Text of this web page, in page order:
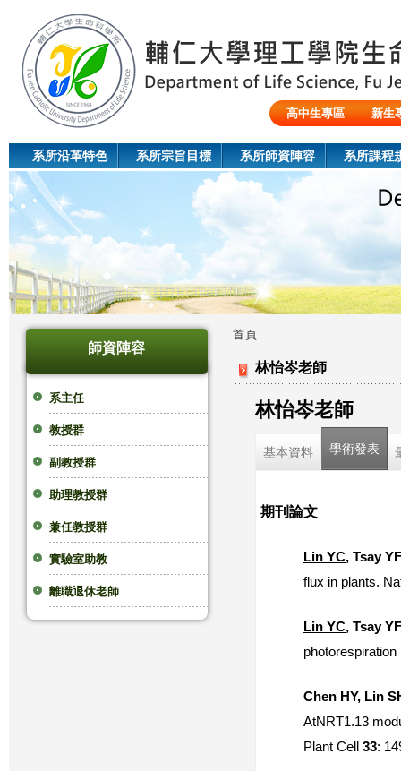
高中生專區
新生
系所沿革特色 系所宗旨目標 系所師資陣容 系所課程
師資陣容
系主任
教授群
副教授群
助理教授群
兼任教授群
實驗室助教
離職退休老師
您
首頁
林怡岑老師
林怡岑老師
基本資料 學術發表
期刊論文
Lin YC, Tsay YF
flux in plants.
Lin YC, Tsay YF
Chen HY, Lin
AtNRT1.13
Plant Cell 33: